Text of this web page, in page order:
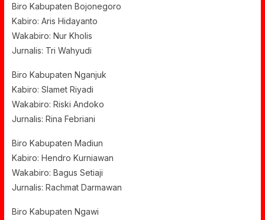
Biro Kabupaten Bojonegoro
Kabiro: Aris Hidayanto
Wakabiro: Nur Kholis
Jurnalis: Tri Wahyudi
Biro Kabupaten Nganjuk
Kabiro: Slamet Riyadi
Wakabiro: Riski Andoko
Jurnalis: Rina Febriani
Biro Kabupaten Madiun
Kabiro: Hendro Kurniawan
Wakabiro: Bagus Setiaji
Jurnalis: Rachmat Darmawan
Biro Kabupaten Ngawi